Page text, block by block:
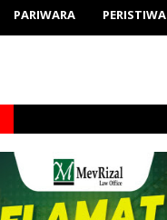
PARIWARA PERISTIWA